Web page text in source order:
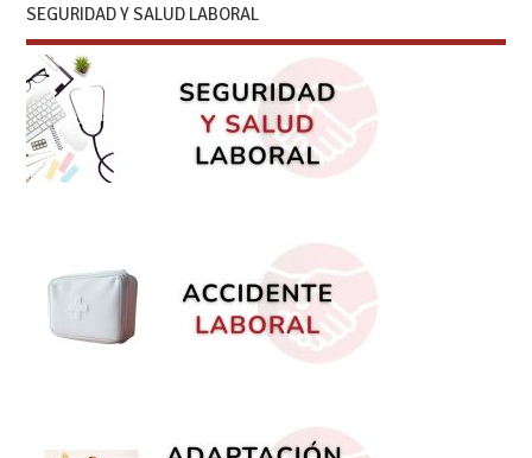
SEGURIDAD Y SALUD LABORAL